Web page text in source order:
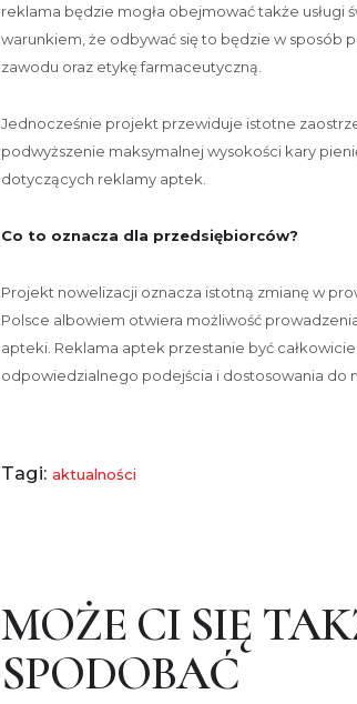
reklama będzie mogła obejmować także
warunkiem, że odbywać się to będzie w sposób
zawodu oraz etykę farmaceutyczną.
Jednocześnie projekt przewiduje istotne
podwyższenie maksymalnej wysokości kary
dotyczących reklamy aptek.
Co to oznacza dla przedsiębiorców?
Projekt nowelizacji oznacza istotną zmianę w
Polsce albowiem otwiera możliwość
apteki. Reklama aptek przestanie być
odpowiedzialnego podejścia i dostosowania do
Tagi: aktualności
MOŻE CI SIĘ
SPODOBAĆ